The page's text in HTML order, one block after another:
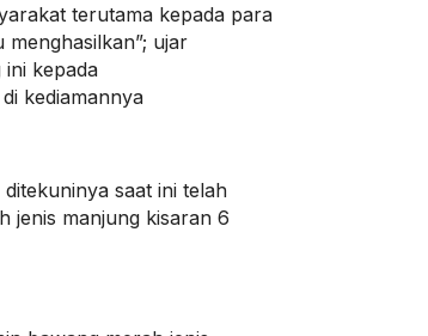
terutama kepada para
ujar
ini kepada
kediamannya
saat ini telah
jenis manjung kisaran 6